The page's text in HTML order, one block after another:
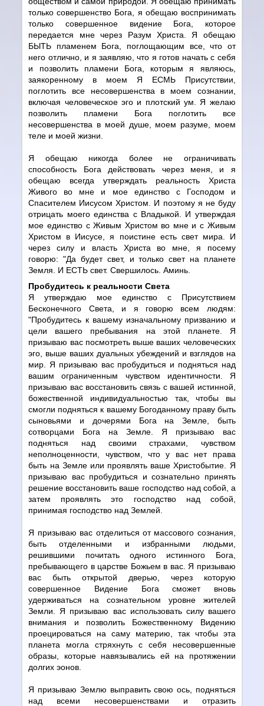
только совершенство Бога, я обещаю воспринимать
только совершенное видение Бога, которое
передается мне через Разум Христа. Я обещаю
БЫТЬ пламенем Бога, поглощающим все, что от
него отлично, и я заявляю, что я готов начать с себя
и позволить пламени Бога, которым я являюсь,
заякоренному в моем Я ЕСМЬ Присутствии,
поглотить все несовершенства в моем сознании,
включая человеческое эго и плотский ум. Я желаю
позволить пламени Бога поглотить все
несовершенства в моей душе, моем разуме, моем
теле и моей жизни.
Я обещаю никогда более не ограничивать
способность Бога действовать через меня, и я
обещаю всегда утверждать реальность Христа
Живого во мне и мое единство с Господом и
Спасителем Иисусом Христом. И поэтому я не буду
отрицать моего единства с Владыкой. И утверждая
мое единство с Живым Христом во мне и с Живым
Христом в Иисусе, я поистине есть свет мира. И
через силу и власть Христа во мне, я посему
говорю: "Да будет свет, и только свет на планете
Земля. И ЕСТЬ свет. Свершилось. Аминь.
Пробудитесь к реальности Света
Я утверждаю мое единство с Присутствием
Бесконечного Света, и я говорю всем людям:
"Пробудитесь к вашему изначальному призванию и
цели вашего пребывания на этой планете. Я
призываю вас посмотреть выше ваших человеческих
эго, выше ваших дуальных убеждений и взглядов на
мир. Я призываю вас пробудиться и подняться над
вашим ограниченным чувством идентичности. Я
призываю вас восстановить связь с вашей истинной,
божественной индивидуальностью так, чтобы вы
смогли подняться к вашему Богоданному праву быть
сыновьями и дочерями Бога на Земле, быть
сотворцами Бога на Земле. Я призываю вас
подняться над своими страхами, чувством
неполноценности, чувством, что у вас нет права
быть на Земле или проявлять ваше Христобытие. Я
призываю вас пробудиться и сознательно принять
решение восстановить ваше господство над собой, а
затем проявлять это господство над собой,
принимая господство над Землей.
Я призываю вас отделиться от массового сознания,
быть отделенными и избранными людьми,
решившими почитать одного истинного Бога,
пребывающего в царстве Божьем в вас. Я призываю
вас быть открытой дверью, через которую
совершенное Видение Бога сможет вновь
удерживаться на сознательном уровне жителей
Земли. Я призываю вас использовать силу вашего
внимания и позволить Божественному Видению
проецироваться на саму материю, так чтобы эта
планета могла стряхнуть с себя несовершенные
образы, которые навязывались ей на протяжении
долгих эонов.
Я призываю Землю выправить свою ось, подняться
над всеми несовершенствами и отразить